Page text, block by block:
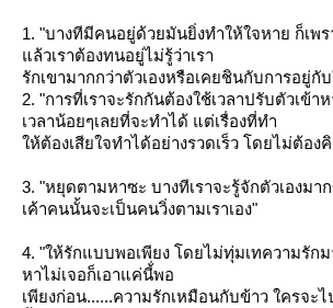
1. "บางทีมีคนอยู่ด้วยมันยิ่งทำให้ใจหาย ก็เพ
ล้วเราต้องทนอยู่ไม่รู้ว่าเรา
รักเขามากกว่าตัวเองหรือเคยชินกับการอยู่กั
2. "การที่เราจะรักกันต้องใช้เวลาปรับตัวเข้า
เวลาน้อยๆเลยที่จะทำได้ แต่เรื่องที่ทำ
ห้ต้องเสียใจทำได้อย่างรวดเร็ว โดยไม่ต้อง
3. "หยุดตามหาซะ บางทีเราจะรู้จักตัวเองมา
เค้าคนนั้นจะเป็นคนวิ่งตามเราเอง"
4. "ให้รักแบบพอเพียง โดยไม่ทุ่มเทความรัก
หาไม่เจอก็เอาแค่นี้่พอ
เพียงก่อน......ความรักเหมือนกับข้าว ใครจะ